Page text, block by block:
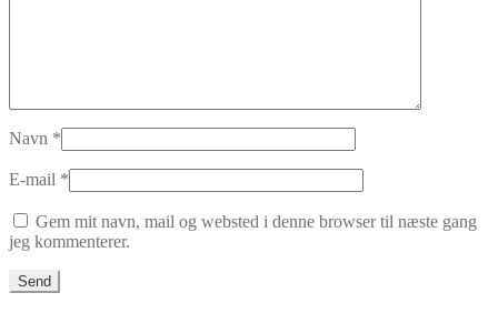
Navn *
E-mail *
Gem mit navn, mail og websted i denne browser til næste gang
jeg kommenterer.